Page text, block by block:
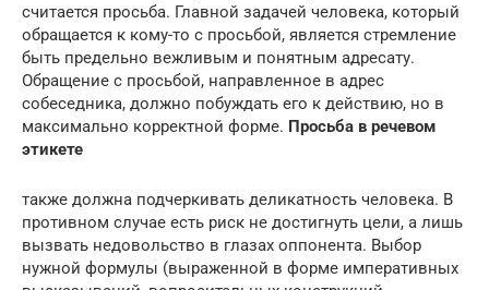
считается просьба. Главной задачей человека, который
обращается к кому-то с просьбой, является стремление
быть предельно вежливым и понятным адресату.
Обращение с просьбой, направленное в адрес
собеседника, должно побуждать его к действию, но в
максимально корректной форме. Просьба в речевом
этикете
также должна подчеркивать деликатность человека. В
противном случае есть риск не достигнуть цели, а лишь
вызвать недовольство в глазах оппонента. Выбор
нужной формулы (выраженной в форме императивных